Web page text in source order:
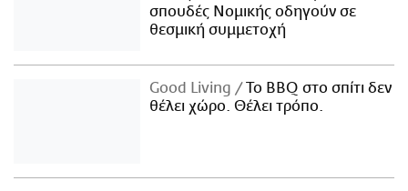
σπουδές Νομικής οδηγούν σε
θεσμική συμμετοχή
Good Living
Το BBQ στο σπίτι δεν
θέλει χώρο. Θέλει τρόπο.